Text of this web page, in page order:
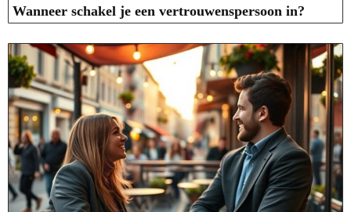
Wanneer schakel je een vertrouwenspersoon in?